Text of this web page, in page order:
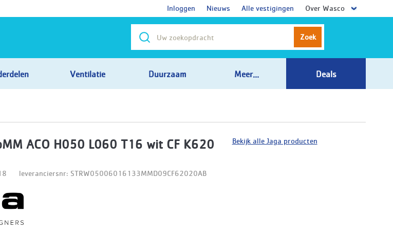
Inloggen Nieuws Alle vestigingen Over Wasco
Zoek
Ventilatie Duurzaam Meer... Deals
ACO H050 L060 T16 wit CF K620
leveranciersnr: STRW05006016133MMD09CF62020AB
Bekijk alle Jaga producten